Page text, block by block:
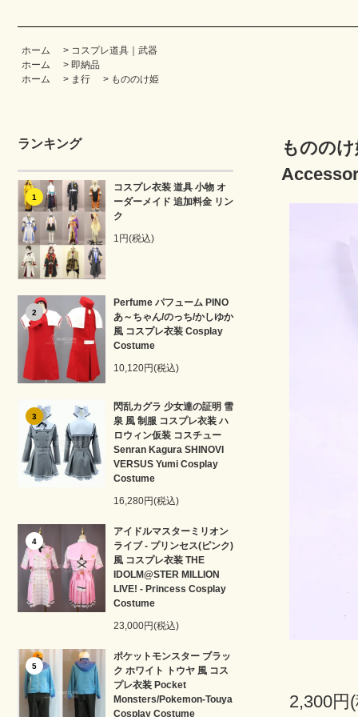
ホーム > コスプレ道具｜武器
ホーム
> 即納品
ホーム
> ま行 > もののけ姫
ランキング
1
コスプレ衣装 道具 小物 オ
ーダーメイド 追加料金 リン
ク
1円(税込)
2
Perfume パフューム PINO
あ～ちゃん/のっち/かしゆか
風 コスプレ衣装 Cosplay
Costume
10,120円(税込)
3
閃乱カグラ 少女達の証明 雪
泉 風 制服 コスプレ衣装 ハ
ロウィン仮装 コスチュー
Senran Kagura SHINOVI
VERSUS Yumi Cosplay
Costume
16,280円(税込)
4
アイドルマスターミリオン
ライブ - プリンセス(ピンク)
風 コスプレ衣装 THE
IDOLM@STER MILLION
LIVE! - Princess Cosplay
Costume
23,000円(税込)
5
ポケットモンスター ブラッ
ク ホワイト トウヤ 風 コス
プレ衣装 Pocket
Monsters/Pokemon-Touya
Cosplay Costume
ものの
2,300円